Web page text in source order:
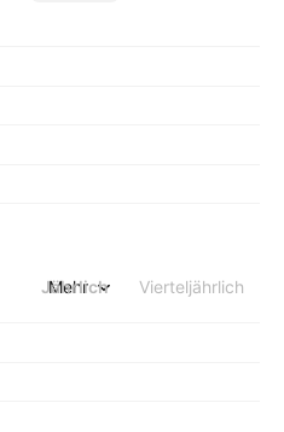
Jährlich Vierteljährlich
Mehr